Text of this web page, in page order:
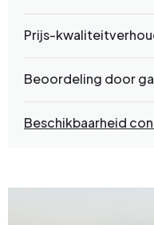
Prijs-
Beoordeling door
Beschikbaarheid